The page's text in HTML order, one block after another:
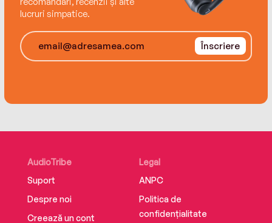
lucruri simpatice.
Înscriere
AudioTribe
Suport
Despre noi
Creează un cont
Legal
ANPC
Politica de
confidențialitate